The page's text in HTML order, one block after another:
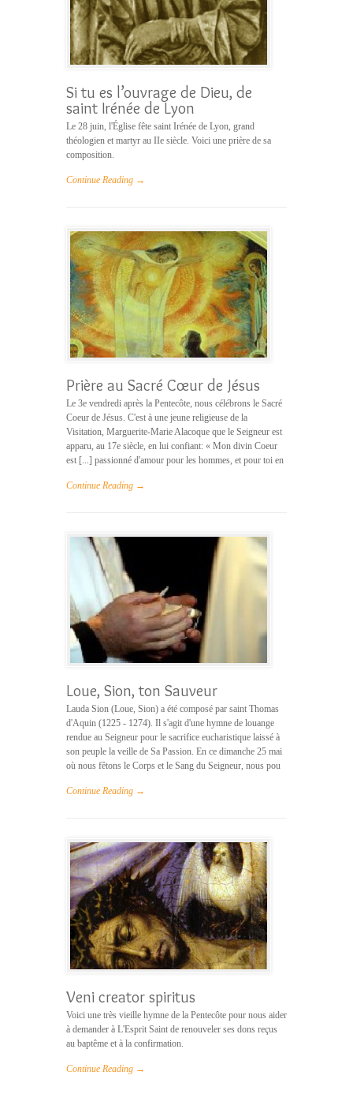
Si tu es l’ouvrage de Dieu, de
saint Irénée de Lyon
Le 28 juin, l'Église fête saint Irénée de Lyon, grand
théologien et martyr au IIe siècle. Voici une prière de sa
composition.
Continue Reading →
Prière au Sacré Cœur de Jésus
Le 3e vendredi après la Pentecôte, nous célébrons le Sacré
Coeur de Jésus. C'est à une jeune religieuse de la
Visitation, Marguerite-Marie Alacoque que le Seigneur est
apparu, au 17e siècle, en lui confiant: « Mon divin Coeur
est [...] passionné d'amour pour les hommes, et pour toi en
Continue Reading →
Loue, Sion, ton Sauveur
Lauda Sion (Loue, Sion) a été composé par saint Thomas
d'Aquin (1225 - 1274). Il s'agit d'une hymne de louange
rendue au Seigneur pour le sacrifice eucharistique laissé à
son peuple la veille de Sa Passion. En ce dimanche 25 mai
où nous fêtons le Corps et le Sang du Seigneur, nous pou
Continue Reading →
Veni creator spiritus
Voici une très vieille hymne de la Pentecôte pour nous aider
à demander à L'Esprit Saint de renouveler ses dons reçus
au baptême et à la confirmation.
Continue Reading →